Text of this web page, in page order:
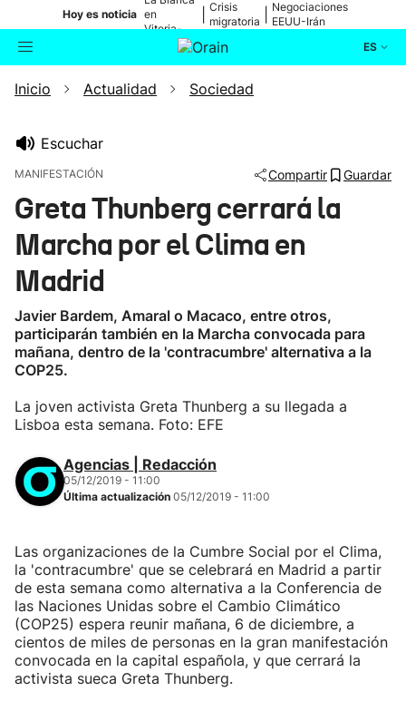
Hoy es noticia en
Vitoria-
Gasteiz
Crisis
migratoria
Negociaciones
EEUU-Irán
ES
Buscador Actualidad
Ikusmiran
Inicio Actualidad Sociedad
Escuchar
MANIFESTACIÓN Compartir Guardar
Greta Thunberg cerrará la
Marcha por el Clima en
Madrid
Javier Bardem, Amaral o Macaco, entre otros,
participarán también en la Marcha convocada para
mañana, dentro de la 'contracumbre' alternativa a la
COP25.
La joven activista Greta Thunberg a su llegada a
Lisboa esta semana. Foto: EFE
Agencias | Redacción
05/12/2019 - 11:00
Última actualización 05/12/2019 - 11:00
Las organizaciones de la Cumbre Social por el Clima,
la 'contracumbre' que se celebrará en Madrid a partir
de esta semana como alternativa a la Conferencia de
las Naciones Unidas sobre el Cambio Climático
(COP25) espera reunir mañana, 6 de diciembre, a
cientos de miles de personas en la gran manifestación
convocada en la capital española, y que cerrará la
activista sueca Greta Thunberg.